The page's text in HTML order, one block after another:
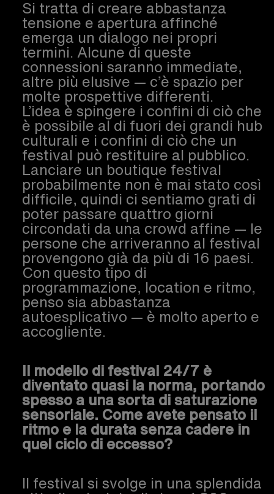
Si tratta di creare abbastanza
tensione e apertura affinché
emerga un dialogo nei propri
termini. Alcune di queste
connessioni saranno immediate,
altre più elusive — c’è spazio per
molte prospettive differenti.
L’idea è spingere i confini di ciò che
è possibile al di fuori dei grandi hub
culturali e i confini di ciò che un
festival può restituire al pubblico.
Lanciare un boutique festival
probabilmente non è mai stato così
difficile, quindi ci sentiamo grati di
poter passare quattro giorni
circondati da una crowd affine — le
persone che arriveranno al festival
provengono già da più di 16 paesi.
Con questo tipo di
programmazione, location e ritmo,
penso sia abbastanza
autoesplicativo — è molto aperto e
accogliente.
Il modello di festival 24/7 è
diventato quasi la norma, portando
spesso a una sorta di saturazione
sensoriale. Come avete pensato il
ritmo e la durata senza cadere in
quel ciclo di eccesso?
Il festival si svolge in una splendida